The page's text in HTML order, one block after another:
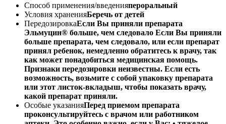
Способ применения/введенияпероральный
Условия храненияБеречь от детей
ПередозировкаЕсли Вы приняли препарата
Эльмуцин® больше, чем следовало Если Вы приняли
больше препарата, чем следовало, или если препарат
принял ребенок, немедленно обратитесь к врачу, так
как может понадобиться медицинская помощь.
Признаки передозировки неизвестны. Если есть
возможность, возьмите с собой упаковку препарата
или этот листок-вкладыш, чтобы показать врачу,
какой препарат приняли.
Особые указанияПеред приемом препарата
проконсультируйтесь с врачом или работником